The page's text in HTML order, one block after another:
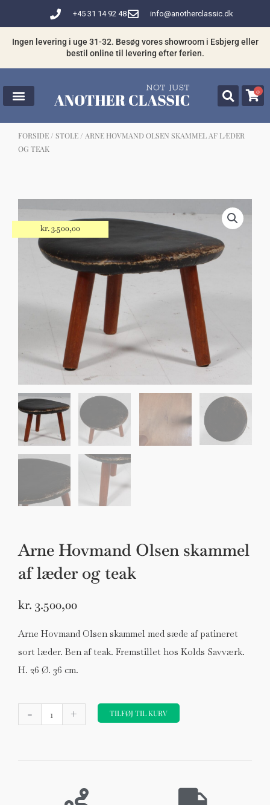
indholdet
+45 31 14 92 48 info@anotherclassic.dk
Ingen levering i uge 31-32. Besøg vores showroom i Esbjerg eller
bestil online til levering efter ferien.
0
FORSIDE / STOLE / ARNE HOVMAND OLSEN SKAMMEL AF LÆDER
OG TEAK
have din interesse?
Sko til Arne Jacobsen stole
Stole
DKK 100,00
kr.3.500,00
Arne Hovmand Olsen skammel
af læder og teak
kr. 3.500,00
Arne Hovmand Olsen skammel med sæde af patineret
sort læder. Ben af teak. Fremstillet hos Kolds Savværk.
H. 26 Ø. 36 cm.
-
Hovmand
Olsen
+ TILFØJ TIL KURV